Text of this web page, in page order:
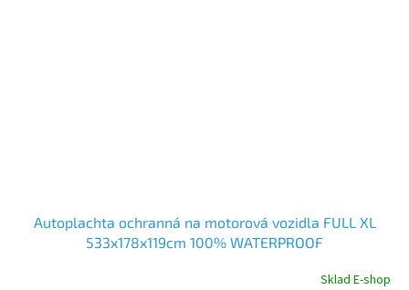
Autoplachta ochranná na motorová vozidla FULL XL
533x178x119cm 100% WATERPROOF
Sklad E-shop